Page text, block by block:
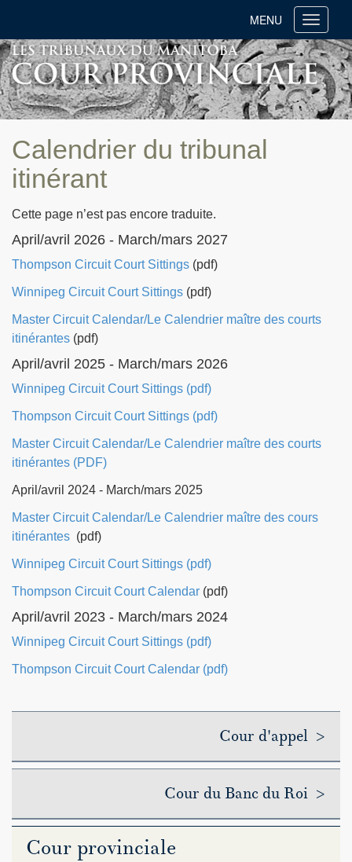
Toggle
MENU
Calendrier du tribunal
itinérant
Cette page n’est pas encore traduite.
April/avril 2026 - March/mars 2027
Thompson Circuit Court Sittings (pdf)
Winnipeg Circuit Court Sittings (pdf)
Master Circuit Calendar/Le Calendrier maître des courts
itinérantes (pdf)
April/avril 2025 - March/mars 2026
Winnipeg Circuit Court Sittings (pdf)
Thompson Circuit Court Sittings (pdf)
Master Circuit Calendar/Le Calendrier maître des courts
itinérantes (PDF)
April/avril 2024 - March/mars 2025
Master Circuit Calendar/Le Calendrier maître des cours
itinérantes (pdf)
Winnipeg Circuit Court Sittings (pdf)
Thompson Circuit Court Calendar (pdf)
April/avril 2023 - March/mars 2024
Winnipeg Circuit Court Sittings (pdf)
Thompson Circuit Court Calendar (pdf)
Cour d'appel >
Cour du Banc du Roi >
Cour provinciale